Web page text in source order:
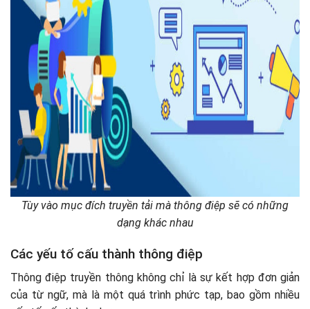
Tùy vào mục đích truyền tải mà thông điệp sẽ có những
dạng khác nhau
Các yếu tố cấu thành thông điệp
Thông điệp truyền thông không chỉ là sự kết hợp đơn giản
của từ ngữ, mà là một quá trình phức tạp, bao gồm nhiều